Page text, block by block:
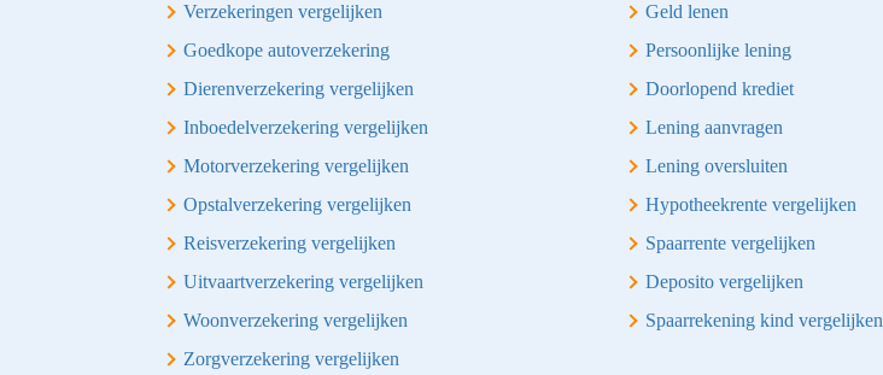
Verzekeringen vergelijken
Goedkope autoverzekering
Dierenverzekering vergelijken
Inboedelverzekering vergelijken
Motorverzekering vergelijken
Opstalverzekering vergelijken
Reisverzekering vergelijken
Uitvaartverzekering vergelijken
Woonverzekering vergelijken
Zorgverzekering vergelijken
Geld lenen
Persoonlijke lening
Doorlopend krediet
Lening aanvragen
Lening oversluiten
Hypotheekrente vergelijken
Spaarrente vergelijken
Deposito vergelijken
Spaarrekening kind vergelijken